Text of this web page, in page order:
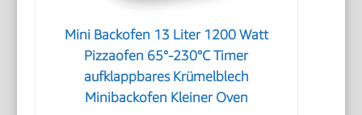
Mini Backofen 13 Liter 1200 Watt
Pizzaofen 65°-230°C Timer
aufklappbares Krümelblech
Minibackofen Kleiner Oven